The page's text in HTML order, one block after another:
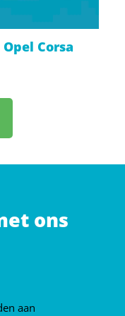
Corsa
ons
aan